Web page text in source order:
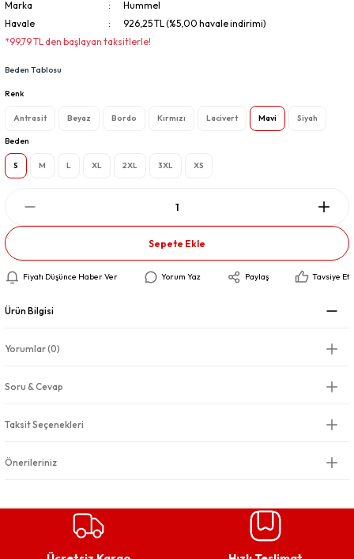
Marka
Hummel
Havale
926,25 TL (%5,00 havale indirimi)
*99,79 TL den başlayan taksitlerle!
Beden Tablosu
Renk
Antrasit Beyaz Bordo Kırmızı Lacivert Mavi Siyah
Beden
S M L XL 2XL 3XL XS
Sepete Ekle
Fiyatı Düşünce Haber Ver Yorum Yaz Paylaş Tavsiye Et
Ürün Bilgisi
Yorumlar (0)
Soru & Cevap
Taksit Seçenekleri
Önerileriniz